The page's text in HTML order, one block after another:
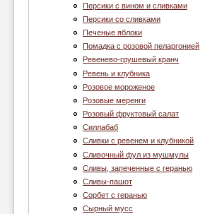
Персики с вином и сливками
Персики со сливками
Печеные яблоки
Помадка с розовой пеларгонией
Ревенево-грушевый кранч
Ревень и клубника
Розовое мороженое
Розовые меренги
Розовый фруктовый салат
Силлабаб
Сливки с ревенем и клубникой
Сливочный фул из мушмулы
Сливы, запеченные с геранью
Сливы-пашот
Сорбет с геранью
Сырный мусс